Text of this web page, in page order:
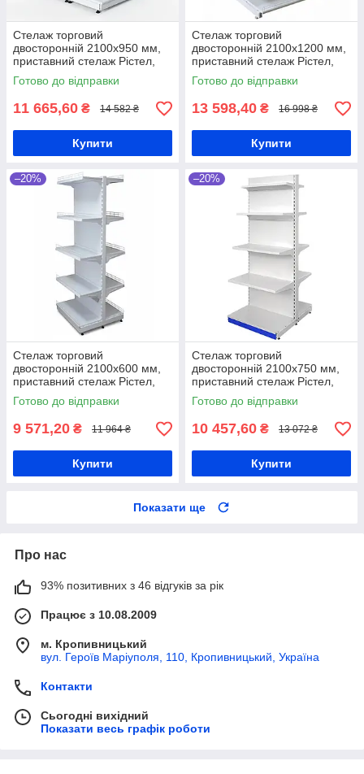
Стелаж торговий
двосторонній 2100х950 мм,
приставний стелаж Рістел,
білий торговий стелаж,
стелаж для напоїв, стелаж
Готово до відправки
11 665,60 ₴ 14 582 ₴
Купити
Стелаж торговий
двосторонній 2100х1200 мм,
приставний стелаж Рістел,
білий торговий стелаж,
стелаж для напоїв, стелаж
Готово до відправки
13 598,40 ₴ 16 998 ₴
Купити
–20%
Стелаж торговий
двосторонній 2100х600 мм,
приставний стелаж Рістел,
білий торговий стелаж,
стелаж для напоїв, стелаж
Готово до відправки
9 571,20 ₴ 11 964 ₴
Купити
–20%
Стелаж торговий
двосторонній 2100х750 мм,
приставний стелаж Рістел,
білий торговий стелаж,
стелаж для напоїв, стелаж
Готово до відправки
10 457,60 ₴ 13 072 ₴
Купити
Показати ще
Про нас
93% позитивних з 46 відгуків за рік
Працює з 10.08.2009
м. Кропивницький
вул. Героїв Маріуполя, 110, Кропивницький, Україна
Контакти
Сьогодні вихідний
Показати весь графік роботи